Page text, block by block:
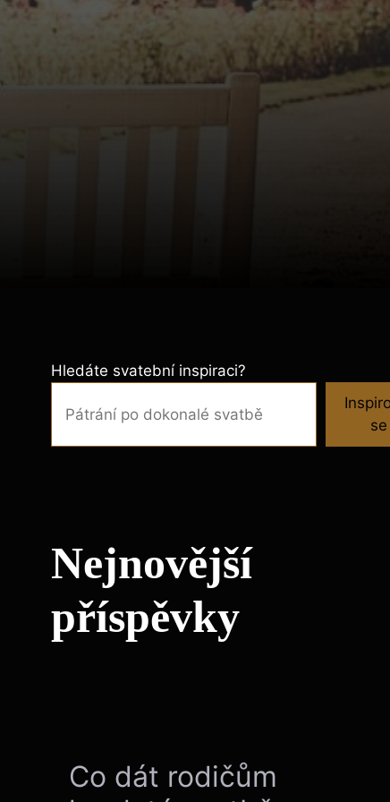
Hledáte svatební inspiraci?
se
Nejnovější
příspěvky
Co dát rodičům